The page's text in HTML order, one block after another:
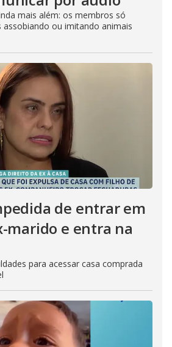
mais além: os membros só
assobiando ou imitando animais
de entrar em
marido e entra na
para acessar casa comprada